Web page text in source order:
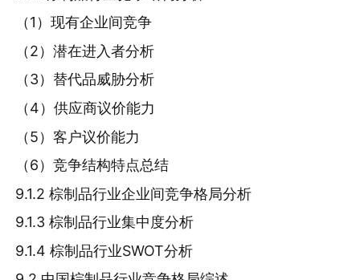
（1）现有企业间竞争
（2）潜在进入者分析
（3）替代品威胁分析
（4）供应商议价能力
（5）客户议价能力
（6）竞争结构特点总结
9.1.2 棕制品行业企业间竞争格局分析
9.1.3 棕制品行业集中度分析
9.1.4 棕制品行业SWOT分析